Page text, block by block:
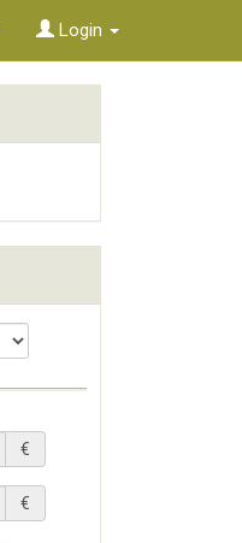
Login
€
€